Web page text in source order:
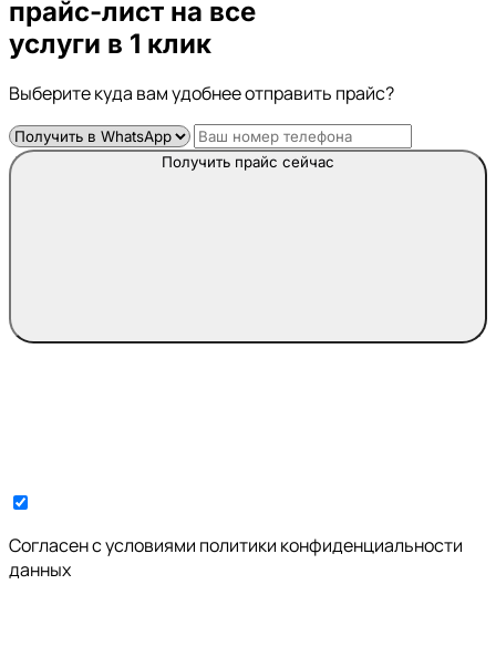
прайс-лист на все
услуги в 1 клик
Выберите куда вам удобнее отправить прайс?
Получить прайс сейчас
Cогласен с условиями политики конфиденциальности
данных